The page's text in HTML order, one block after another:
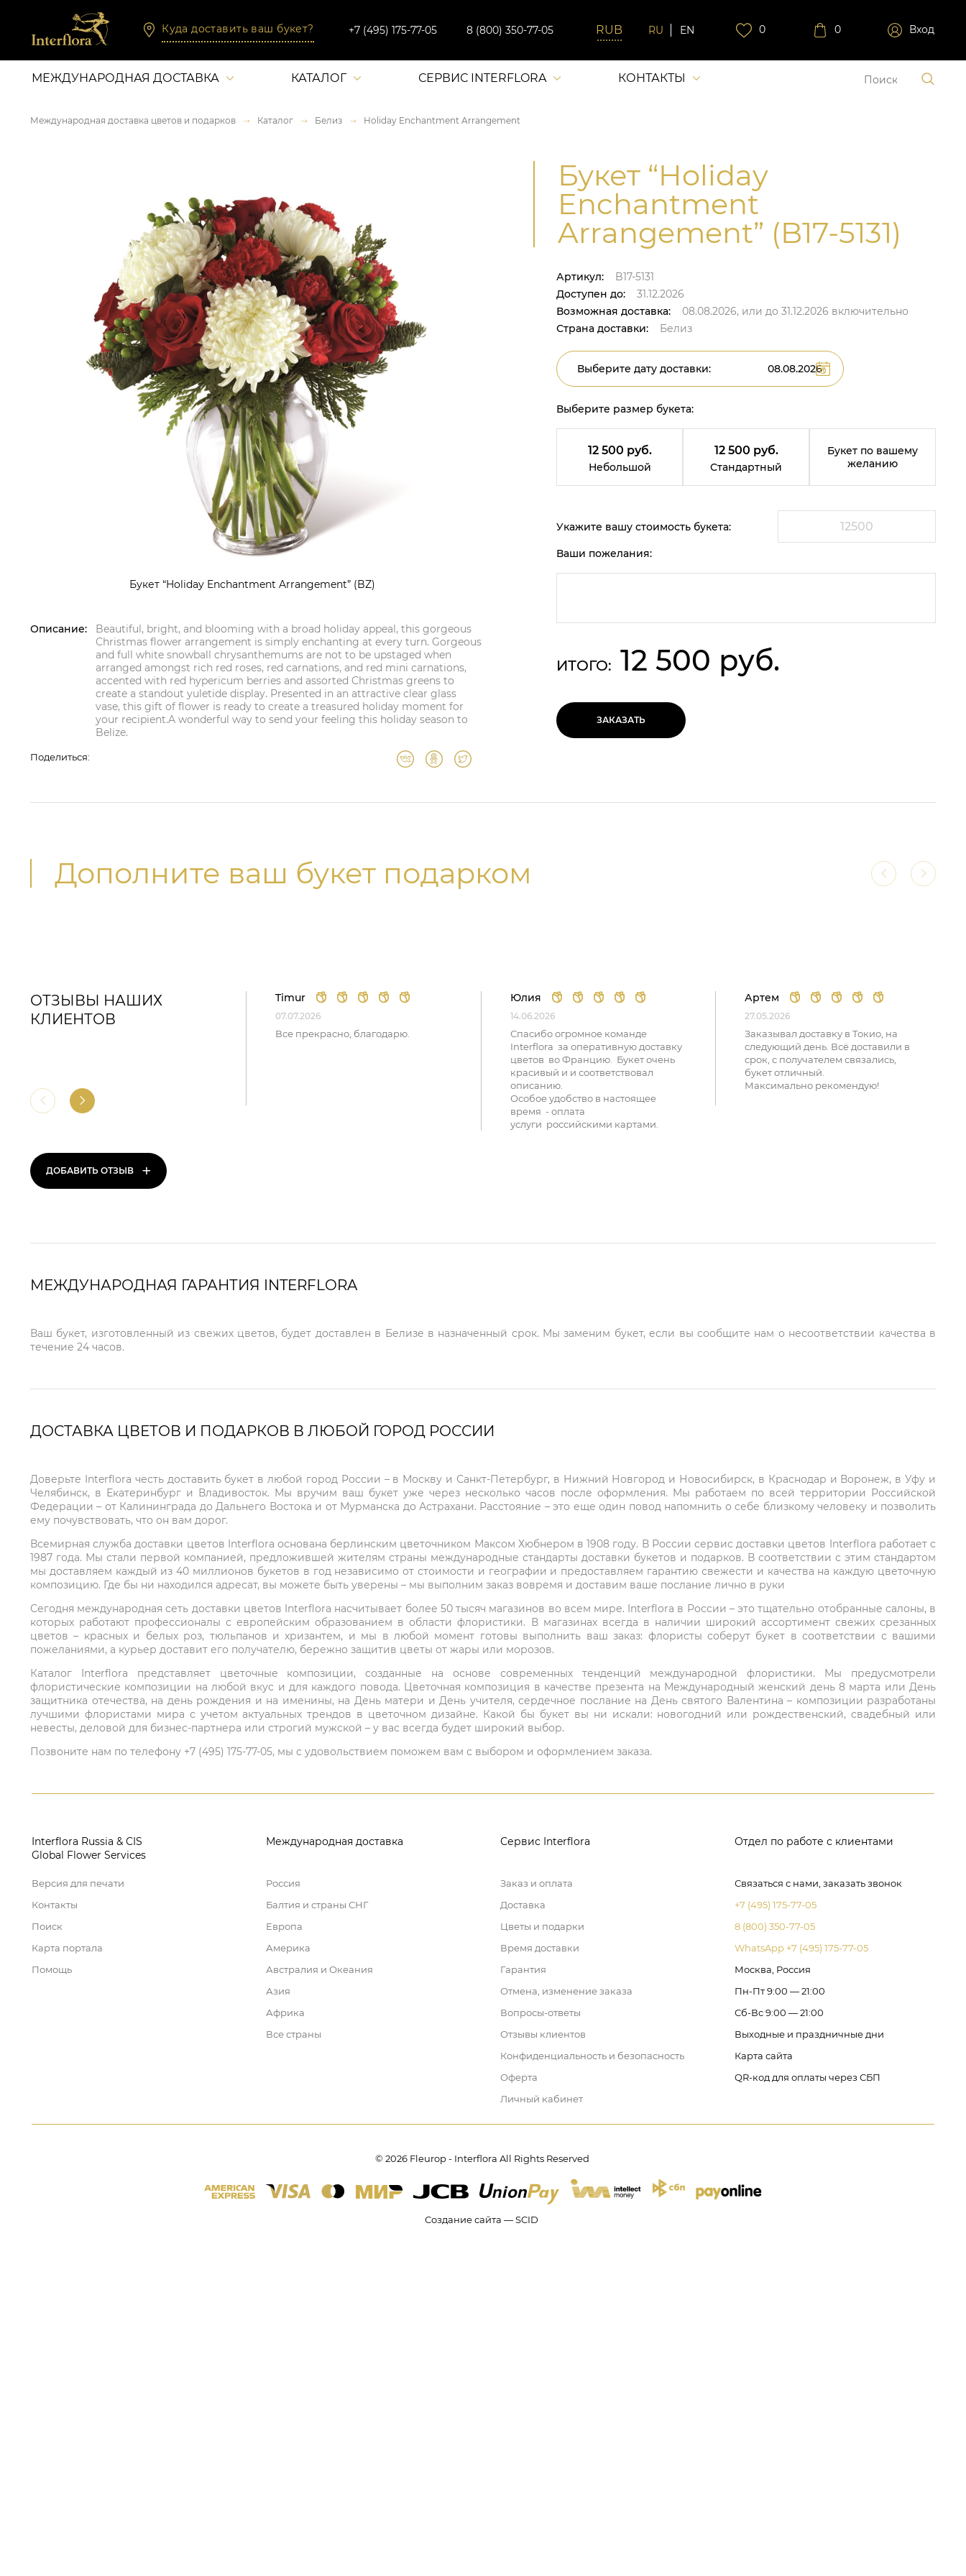
Куда доставить ваш букет? +7 (495) 175-77-05 8 (800) 350-77-05 RU EN 0 0 Вход
МЕЖДУНАРОДНАЯ ДОСТАВКА КАТАЛОГ СЕРВИС INTERFLORA КОНТАКТЫ
Международная доставка цветов и подарков Каталог Белиз Holiday Enchantment Arrangement
Букет “Holiday Enchantment Arrangement” (BZ)
Описание:
Beautiful, bright, and blooming with a broad holiday appeal, this gorgeous
Christmas flower arrangement is simply enchanting at every turn. Gorgeous
and full white snowball chrysanthemums are not to be upstaged when
arranged amongst rich red roses, red carnations, and red mini carnations,
accented with red hypericum berries and assorted Christmas greens to
create a standout yuletide display. Presented in an attractive clear glass
vase, this gift of flower is ready to create a treasured holiday moment for
your recipient.A wonderful way to send your feeling this holiday season to
Belize.
Поделиться:
Букет “Holiday
Enchantment
Arrangement” (B17-5131)
Артикул:
B17-5131
Доступен до:
31.12.2026
Возможная доставка:
08.08.2026, или до 31.12.2026 включительно
Страна доставки:
Белиз
Выберите дату доставки:
Выберите размер букета:
12 500 руб.
Небольшой
12 500 руб.
Стандартный
Букет по вашему
желанию
Укажите вашу стоимость букета:
Ваши пожелания:
ИТОГО: 12 500 руб.
ЗАКАЗАТЬ
Дополните ваш букет подарком
ОТЗЫВЫ НАШИХ
КЛИЕНТОВ
ДОБАВИТЬ ОТЗЫВ +
Timur
07.07.2026
Все прекрасно, благодарю.
Юлия
14.06.2026
Спасибо огромное команде
Interflora за оперативную доставку
цветов во Францию. Букет очень
красивый и и соответствовал
описанию.
Особое удобство в настоящее
время - оплата
услуги российскими картами.
Артем
27.05.2026
Заказывал доставку в Токио, на
следующий день. Всё доставили в
срок, с получателем связались,
букет отличный.
Максимально рекомендую!
МЕЖДУНАРОДНАЯ ГАРАНТИЯ INTERFLORA
Ваш букет, изготовленный из свежих цветов, будет доставлен в Белизе в назначенный срок. Мы заменим букет, если вы сообщите нам о несоответствии качества в
течение 24 часов.
ДОСТАВКА ЦВЕТОВ И ПОДАРКОВ В ЛЮБОЙ ГОРОД РОССИИ
Доверьте Interflora честь доставить букет в любой город России – в Москву и Санкт-Петербург, в Нижний Новгород и Новосибирск, в Краснодар и Воронеж, в Уфу и
Челябинск, в Екатеринбург и Владивосток. Мы вручим ваш букет уже через несколько часов после оформления. Мы работаем по всей территории Российской
Федерации – от Калининграда до Дальнего Востока и от Мурманска до Астрахани. Расстояние – это еще один повод напомнить о себе близкому человеку и позволить
ему почувствовать, что он вам дорог.
Всемирная служба доставки цветов Interflora основана берлинским цветочником Максом Хюбнером в 1908 году. В России сервис доставки цветов Interflora работает с
1987 года. Мы стали первой компанией, предложившей жителям страны международные стандарты доставки букетов и подарков. В соответствии с этим стандартом
мы доставляем каждый из 40 миллионов букетов в год независимо от стоимости и географии и предоставляем гарантию свежести и качества на каждую цветочную
композицию. Где бы ни находился адресат, вы можете быть уверены – мы выполним заказ вовремя и доставим ваше послание лично в руки
Сегодня международная сеть доставки цветов Interflora насчитывает более 50 тысяч магазинов во всем мире. Interflora в России – это тщательно отобранные салоны, в
которых работают профессионалы с европейским образованием в области флористики. В магазинах всегда в наличии широкий ассортимент свежих срезанных
цветов – красных и белых роз, тюльпанов и хризантем, и мы в любой момент готовы выполнить ваш заказ: флористы соберут букет в соответствии с вашими
пожеланиями, а курьер доставит его получателю, бережно защитив цветы от жары или морозов.
Каталог Interflora представляет цветочные композиции, созданные на основе современных тенденций международной флористики. Мы предусмотрели
флористические композиции на любой вкус и для каждого повода. Цветочная композиция в качестве презента на Международный женский день 8 марта или День
защитника отечества, на день рождения и на именины, на День матери и День учителя, сердечное послание на День святого Валентина – композиции разработаны
лучшими флористами мира с учетом актуальных трендов в цветочном дизайне. Какой бы букет вы ни искали: новогодний или рождественский, свадебный или
невесты, деловой для бизнес-партнера или строгий мужской – у вас всегда будет широкий выбор.
Позвоните нам по телефону +7 (495) 175-77-05, мы с удовольствием поможем вам с выбором и оформлением заказа.
Interflora Russia & CIS
Global Flower Services
Версия для печати
Контакты
Поиск
Карта портала
Помощь
Международная доставка
Россия
Балтия и страны СНГ
Европа
Америка
Австралия и Океания
Азия
Африка
Все страны
Сервис Interflora
Заказ и оплата
Доставка
Цветы и подарки
Время доставки
Гарантия
Отмена, изменение заказа
Вопросы-ответы
Отзывы клиентов
Конфиденциальность и безопасность
Оферта
Личный кабинет
Отдел по работе с клиентами
Связаться с нами, заказать звонок
+7 (495) 175-77-05
8 (800) 350-77-05
WhatsApp +7 (495) 175-77-05
Москва, Россия
Пн-Пт 9:00 — 21:00
Сб-Вс 9:00 — 21:00
Выходные и праздничные дни
Карта сайта
QR-код для оплаты через СБП
© 2026 Fleurop - Interflora All Rights Reserved
Создание сайта — SCID